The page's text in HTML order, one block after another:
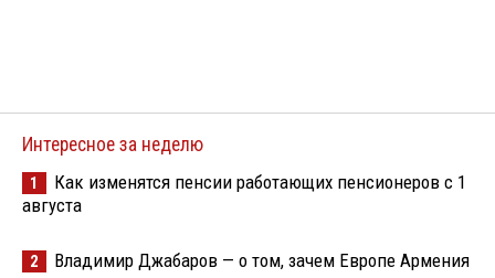
Интересное за неделю
1
Как изменятся пенсии работающих пенсионеров с 1
августа
2 Владимир Джабаров — о том, зачем Европе Армения